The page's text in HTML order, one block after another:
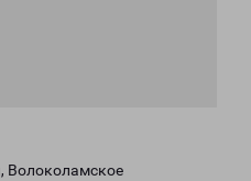
Волоколамское